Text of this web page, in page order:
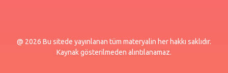
@ 2026 Bu sitede yayınlanan tüm materyalin her hakkı saklıdır.
Kaynak gösterilmeden alıntılanamaz.